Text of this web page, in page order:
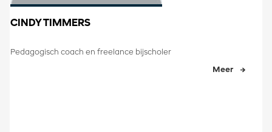
CINDY TIMMERS
​Pedagogisch coach en freelance bijscholer​
Meer